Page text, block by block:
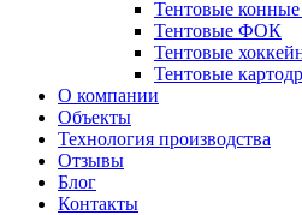
Тентовые
Тентовые ФОК
Тентовые
Тентовые
О компании
Объекты
Технология производства
Отзывы
Блог
Контакты